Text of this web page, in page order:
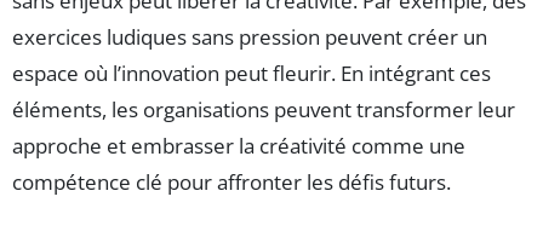
exercices ludiques sans pression peuvent créer un
espace où l’innovation peut fleurir. En intégrant ces
éléments, les organisations peuvent transformer leur
approche et embrasser la créativité comme une
compétence clé pour affronter les défis futurs.